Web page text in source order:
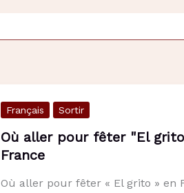
Français Sortir
Où aller pour fêter "El
France
Où aller pour fêter « El grito » en